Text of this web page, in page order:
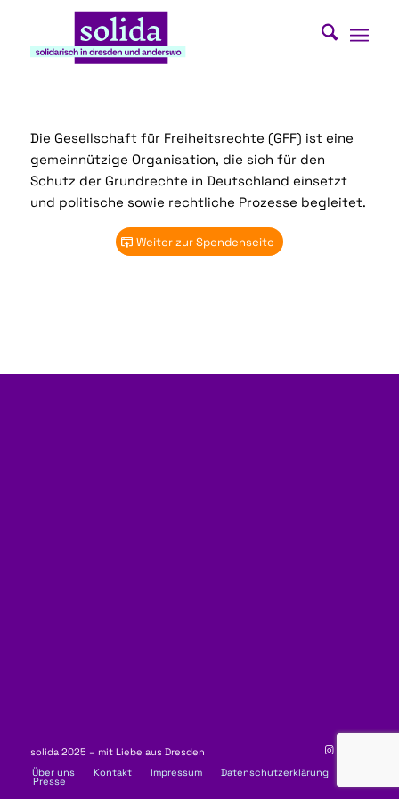
Die Gesellschaft für Freiheitsrechte (GFF) ist eine
gemeinnützige Organisation, die sich für den
Schutz der Grundrechte in Deutschland einsetzt
und politische sowie rechtliche Prozesse begleitet.
Weiter zur Spendenseite
solida 2025 – mit Liebe aus Dresden
Über uns
Kontakt Impressum Datenschutzerklärung
Presse